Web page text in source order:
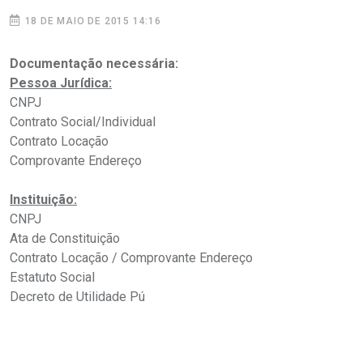
18 DE MAIO DE 2015 14:16
Documentação necessária:
Pessoa Jurídica:
CNPJ
Contrato Social/Individual
Contrato Locação
Comprovante Endereço
Instituição:
CNPJ
Ata de Constituição
Contrato Locação / Comprovante Endereço
Estatuto Social
Decreto de Utilidade Pú